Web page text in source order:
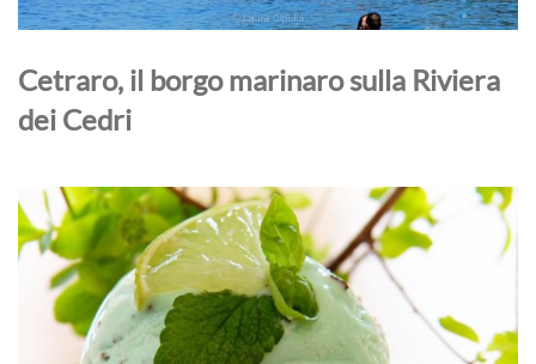
Cetraro, il borgo marinaro sulla Riviera
dei Cedri